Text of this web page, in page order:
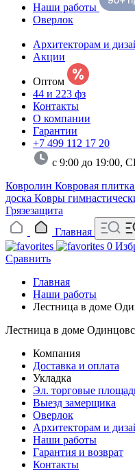
Наши работы
Оверлок
Архитекторам и
Акции
Оптом
44 и 223 фз
Контакты
О компании
Гарантии
+7 499 112 17 20
с 9:00 до 19:00,
Ковролин Ковровая плитка
доска Ковры
Грязезащита
Главная
0
Сравнить
Главная
Наши работы
Лестница в доме
Лестница в доме
Компания
Доставка и оплата
Укладка
Эл. торговые
Выезд замерщика
Оверлок
Архитекторам и
Наши работы
Гарантия и возврат
Контакты